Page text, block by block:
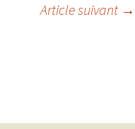
Article suivant →